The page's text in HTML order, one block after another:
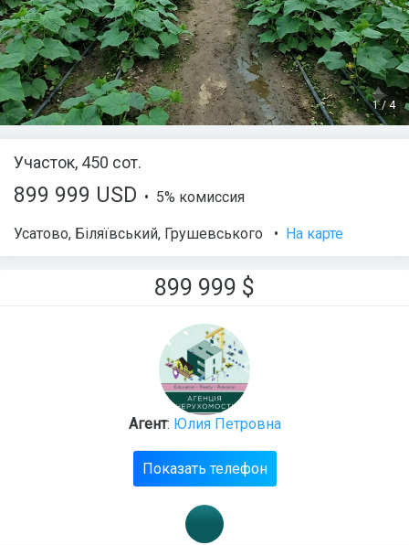
1/4
Участок, 450 сот.
899 999 USD • 5% комиссия
Усатово, Біляївський, Грушевського • На карте
899 999 $
Агент: Юлия Петровна
Показать телефон